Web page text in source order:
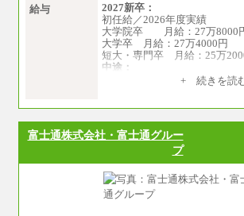
給与
2027新卒：
初任給／2026年度実績
大学院卒 月給：27万8000
大学卒 月給：27万4000円
短大・専門卒 月給：25万
中途：
（１）（２）共通+ 続きを読
富士通株式会社・富士通グルー
プ